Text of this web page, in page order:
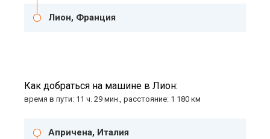
Лион, Франция
Как добраться на машине в Лион:
время в пути: 11 ч. 29 мин., расстояние: 1 180 км
Апричена, Италия